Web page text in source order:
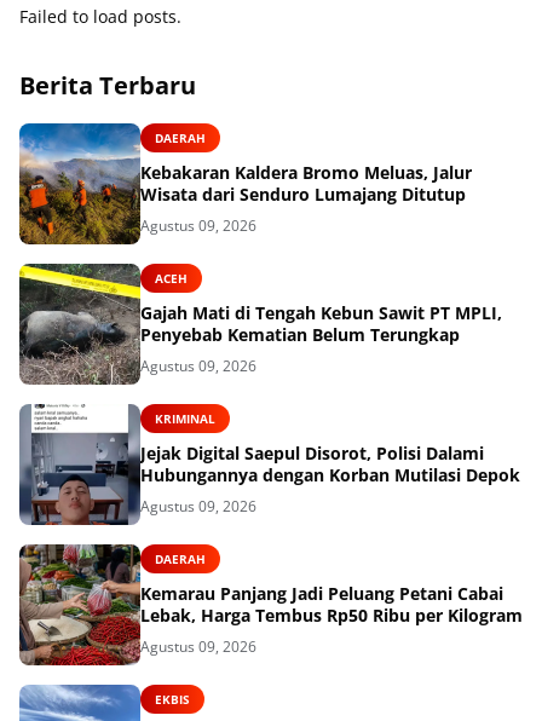
Failed to load posts.
Berita Terbaru
DAERAH
Kebakaran Kaldera Bromo Meluas, Jalur
Wisata dari Senduro Lumajang Ditutup
Agustus 09, 2026
ACEH
Gajah Mati di Tengah Kebun Sawit PT MPLI,
Penyebab Kematian Belum Terungkap
Agustus 09, 2026
KRIMINAL
Jejak Digital Saepul Disorot, Polisi Dalami
Hubungannya dengan Korban Mutilasi Depok
Agustus 09, 2026
DAERAH
Kemarau Panjang Jadi Peluang Petani Cabai
Lebak, Harga Tembus Rp50 Ribu per Kilogram
Agustus 09, 2026
EKBIS